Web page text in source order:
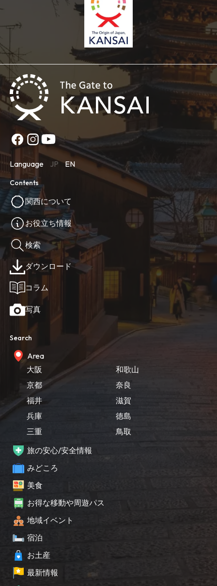
Language JP EN
Contents
関西について
お役立ち情報
検索
ダウンロード
コラム
写真
Search
Area
大阪
京都
福井
兵庫
三重
和歌山
奈良
滋賀
徳島
鳥取
旅の安心/安全情報
みどころ
美食
お得な移動や周遊パス
地域イベント
宿泊
お土産
最新情報